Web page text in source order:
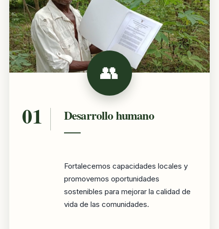
Desarrollo humano
Fortalecemos capacidades locales y
promovemos oportunidades
sostenibles para mejorar la calidad de
vida de las comunidades.